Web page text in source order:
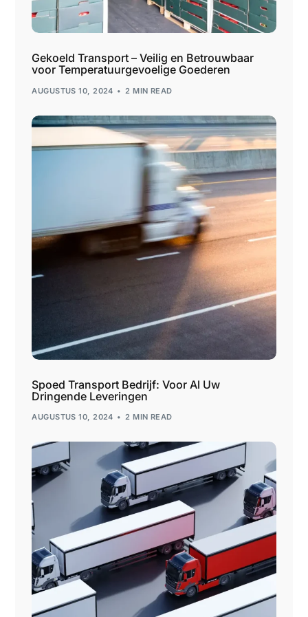
Gekoeld Transport – Veilig en Betrouwbaar
voor Temperatuurgevoelige Goederen
AUGUSTUS 10, 2024 2 MIN READ
Spoed Transport Bedrijf: Voor Al Uw
Dringende Leveringen
AUGUSTUS 10, 2024 2 MIN READ